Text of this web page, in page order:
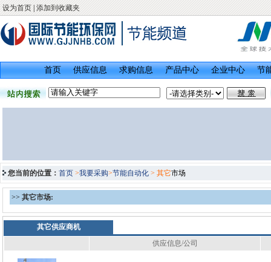
设为首页 添加到收藏夹
首页 供应信息 求购信息 产品中心 企业中心 节
您当前的位置： 首页 >我要采购>节能自动化 > 其它市场
>> 其它市场:
其它供应商机
供应信息/公司